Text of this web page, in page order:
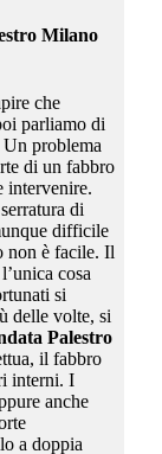
Milano
che
parliamo di
Un problema
di un fabbro
intervenire.
di
difficile
non è facile. Il
cosa
si
delle volte, si
Palestro
il fabbro
interni. I
anche
a doppia